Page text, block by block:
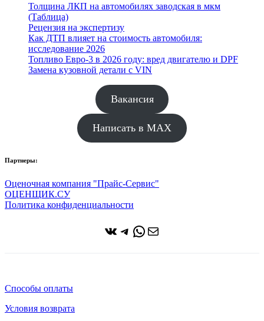
Толщина ЛКП на автомобилях заводская в мкм
(Таблица)
Рецензия на экспертизу
Как ДТП влияет на стоимость автомобиля:
исследование 2026
Топливо Евро-3 в 2026 году: вред двигателю и DPF
Замена кузовной детали с VIN
Вакансия
Написать в MAX
Партнеры:
Оценочная компания "Прайс-Сервис"
ОЦЕНЩИК.СУ
Политика конфиденциальности
ВКонтакте
Telegram
WhatsApp
Почта
Способы оплаты
Условия возврата